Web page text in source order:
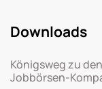
Downloads
Königsweg zu
Jobbörsen-